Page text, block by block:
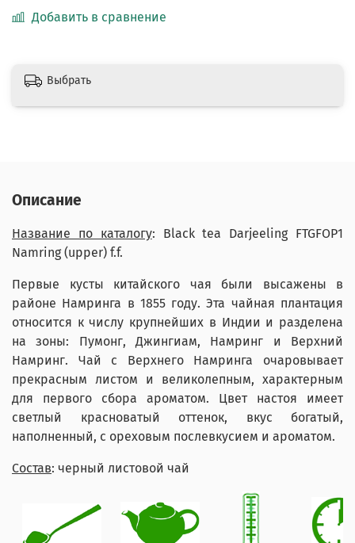
Добавить в сравнение
Выбрать
Описание
Название по каталогу: Black tea Darjeeling FTGFOP1
Namring (upper) f.f.
Первые кусты китайского чая были высажены в
районе Намринга в 1855 году. Эта чайная плантация
относится к числу крупнейших в Индии и разделена
на зоны: Пумонг, Джингиам, Намринг и Верхний
Намринг. Чай с Верхнего Намринга очаровывает
прекрасным листом и великолепным, характерным
для первого сбора ароматом. Цвет настоя имеет
светлый красноватый оттенок, вкус богатый,
наполненный, с ореховым послевкусием и ароматом.
Состав: черный листовой чай